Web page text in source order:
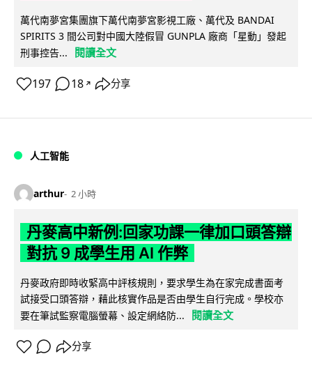
萬代南夢宮集團旗下萬代南夢宮影視工廠、萬代及 BANDAI
SPIRITS 3 間公司對中國大陸假冒 GUNPLA 廠商「星動」發起
刑事控告...
閱讀全文
197 18 ↗ 分享
人工智能
arthur 2 小時
丹麥高中新例:回家功課一律加口頭答辯
對抗 9 成學生用 AI 作弊
丹麥政府即時收緊高中評核規則，要求學生為在家完成書面考
試接受口頭答辯，藉此核實作品是否由學生自行完成。學校亦
要在筆試監察電腦螢幕、設定網絡防...
閱讀全文
分享